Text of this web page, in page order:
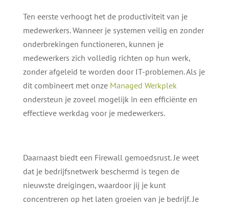
Ten eerste verhoogt het de productiviteit van je
medewerkers. Wanneer je systemen veilig en zonder
onderbrekingen functioneren, kunnen je
medewerkers zich volledig richten op hun werk,
zonder afgeleid te worden door IT-problemen. Als je
dit combineert met onze Managed Werkplek
ondersteun je zoveel mogelijk in een efficiënte en
effectieve werkdag voor je medewerkers.
Daarnaast biedt een Firewall gemoedsrust. Je weet
dat je bedrijfsnetwerk beschermd is tegen de
nieuwste dreigingen, waardoor jij je kunt
concentreren op het laten groeien van je bedrijf. Je